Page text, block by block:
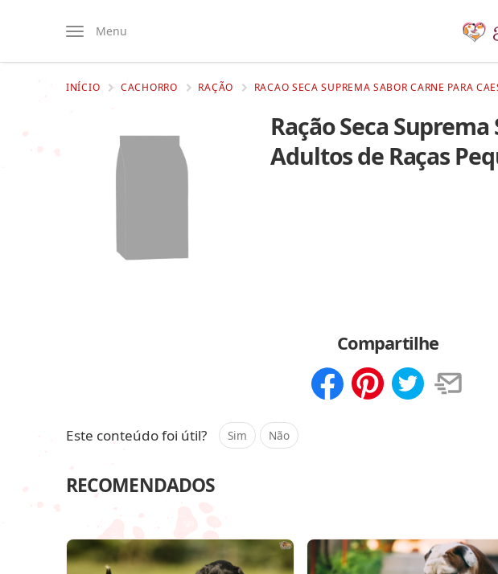
Menu
INÍCIO CACHORRO RAÇÃO RACAO SECA SUPREMA SABOR CARNE PARA
Ração Seca
Adultos de Raças
Compartilhe
Este conteúdo foi útil? Sim Não
RECOMENDADOS